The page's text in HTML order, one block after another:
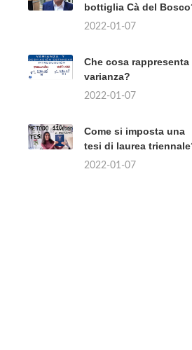
bottiglia Cà del
2022-01-07
Che cosa rappresenta
varianza?
2022-01-07
Come si imposta una
tesi di laurea
2022-01-07